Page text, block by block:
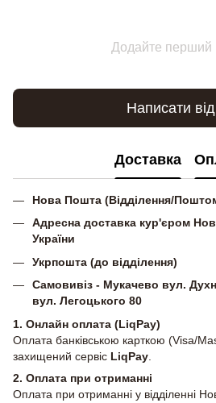
Додайте перший
Написати
Доставка
Нова Пошта (Відділення/
Адресна доставка кур'єром
України
Укрпошта (до відділення)
Самовивіз - Мукачево вул.
вул. Легоцького 80
1. Онлайн оплата (LiqPay)
Оплата банківською карткою (Visa/
захищений сервіс LiqPay
2. Оплата при отриманні
Оплата при отриманні у відділенні